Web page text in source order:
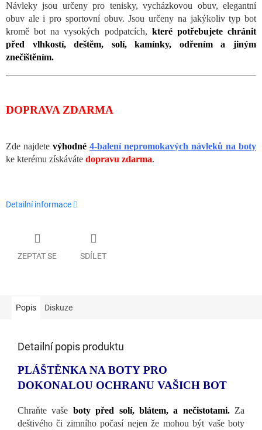
Návleky jsou určeny pro tenisky, vycházkovou obuv, elegantní
obuv ale i pro sportovní obuv. Jsou určeny na jakýkoliv typ bot
kromě bot na vysokých podpatcích, které potřebujete chránit
před vlhkostí, deštěm, solí, kamínky, odřením a jiným
znečištěním.
DOPRAVA ZDARMA
Zde najdete výhodné 4-balení nepromokavých návleků na boty
ke kterému získáváte dopravu zdarma.
Detailní informace
ZEPTAT SE SDÍLET
Popis Diskuze
Detailní popis produktu
PLÁŠTĚNKA NA BOTY PRO
DOKONALOU OCHRANU VAŠICH BOT
Chraňte vaše boty před solí, blátem, a nečistotami.Za
deštivého či zimního počasí nejen že mohou být vaše boty